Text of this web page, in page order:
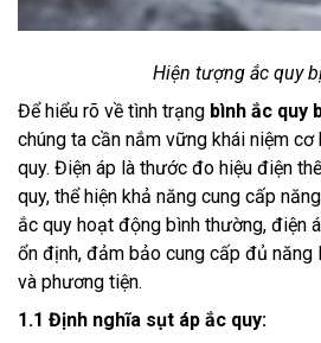
Hiện tượng ắc quy
Để hiểu rõ về tình trạng bình ắc quy
chúng ta cần nắm vững khái niệm
quy. Điện áp là thước đo hiệu điện
quy, thể hiện khả năng cung cấp
ắc quy hoạt động bình thường, điện
ổn định, đảm bảo cung cấp đủ năng
và phương tiện.
1.1 Định nghĩa sụt áp ắc quy: